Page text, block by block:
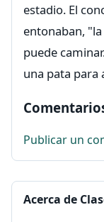
estadio. El
entonaban,
puede
una pata para
Publicar un
Acerca de